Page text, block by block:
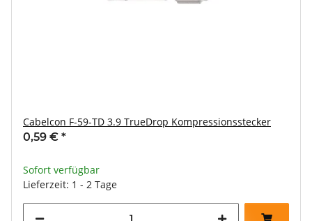
Cabelcon F-59-TD 3.9 TrueDrop Kompressionsstecker
0,59 € *
Sofort verfügbar
Lieferzeit: 1 - 2 Tage